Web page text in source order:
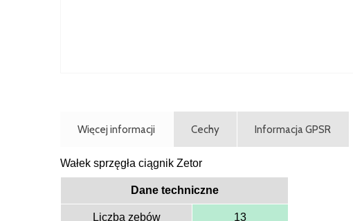
Więcej informacji Cechy Informacja GPSR
Wałek sprzęgła ciągnik Zetor
Dane techniczne
Liczba zębów 13